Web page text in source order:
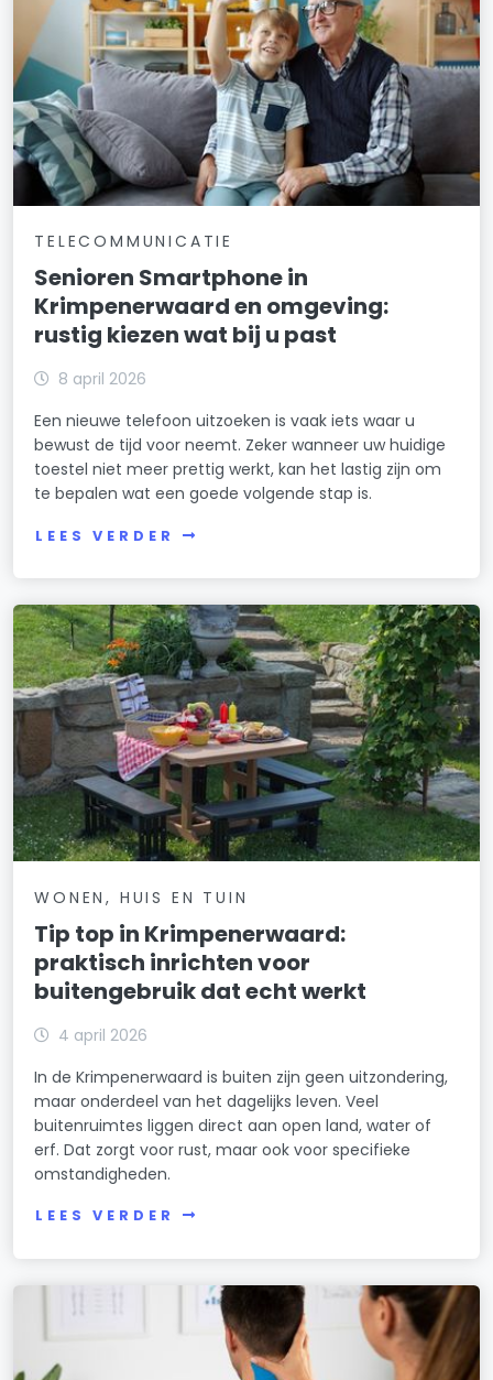
TELECOMMUNICATIE
Senioren Smartphone in
Krimpenerwaard en omgeving:
rustig kiezen wat bij u past
8 april 2026
Een nieuwe telefoon uitzoeken is vaak iets waar u
bewust de tijd voor neemt. Zeker wanneer uw huidige
toestel niet meer prettig werkt, kan het lastig zijn om
te bepalen wat een goede volgende stap is.
LEES VERDER
WONEN, HUIS EN TUIN
Tip top in Krimpenerwaard:
praktisch inrichten voor
buitengebruik dat echt werkt
4 april 2026
In de Krimpenerwaard is buiten zijn geen uitzondering,
maar onderdeel van het dagelijks leven. Veel
buitenruimtes liggen direct aan open land, water of
erf. Dat zorgt voor rust, maar ook voor specifieke
omstandigheden.
LEES VERDER